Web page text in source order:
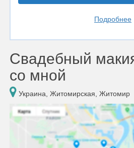
Подробнее
Свадебный
со мной
Украина, Житомирская, Житомир